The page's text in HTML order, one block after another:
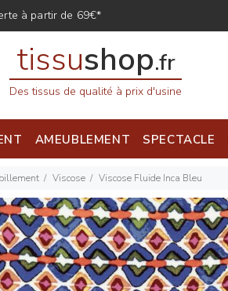
à partir de 69€*
tissushop.fr
Des tissus de qualité à prix d'usine
AMEUBLEMENT SPECTACLE
Viscose Viscose Fluide Inca Bleu